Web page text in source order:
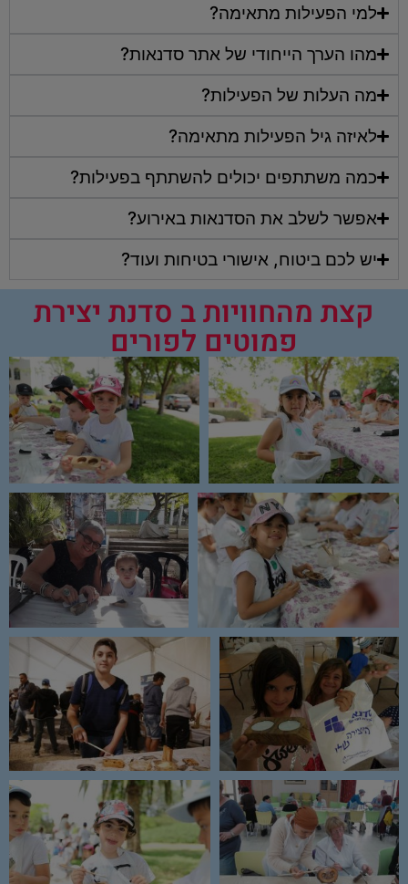
למי הפעילות מתאימה?
מהו הערך הייחודי של אתר סדנאות?
מה העלות של הפעילות?
לאיזה גיל הפעילות מתאימה?
כמה משתתפים יכולים להשתתף בפעילות?
אפשר לשלב את הסדנאות באירוע?
יש לכם ביטוח, אישורי בטיחות ועוד?
קצת מהחוויות ב סדנת יצירת
פמוטים לפורים